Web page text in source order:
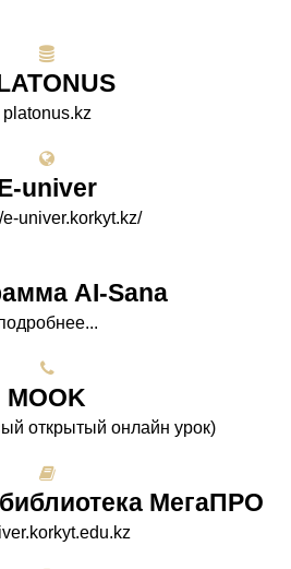
platonus.kz
univer
e-univer.korkyt.kz/
AI-Sana
МООK
открытый онлайн урок)
МегаПРО